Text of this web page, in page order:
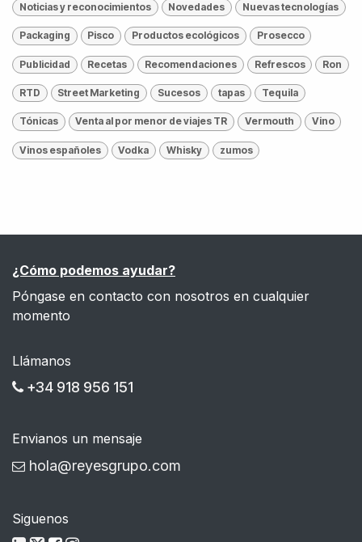
Noticias y reconocimientos Novedades Nuevas tecnologías
Packaging Pisco Productos ecológicos Prosecco
Publicidad Recetas Recomendaciones Refrescos Ron
RTD Street Marketing Sucesos tapas Tequila
Tónicas Venta al por menor de viajes TR Vermouth Vino
Vinos españoles Vodka Whisky zumos
¿Cómo podemos ayudar?
Póngase en contacto con nosotros en cualquier
momento
Llámanos
+34 918 956 151
Envianos un mensaje
hola@reyesgrupo.com
Siguenos